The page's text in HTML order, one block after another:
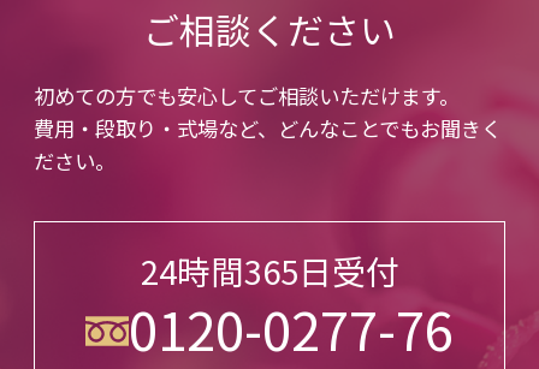
ご相談ください
初めての方でも安心してご相談いただけます。
費用・段取り・式場など、どんなことでもお聞きく
ださい。
24時間365日受付
0120-0277-76